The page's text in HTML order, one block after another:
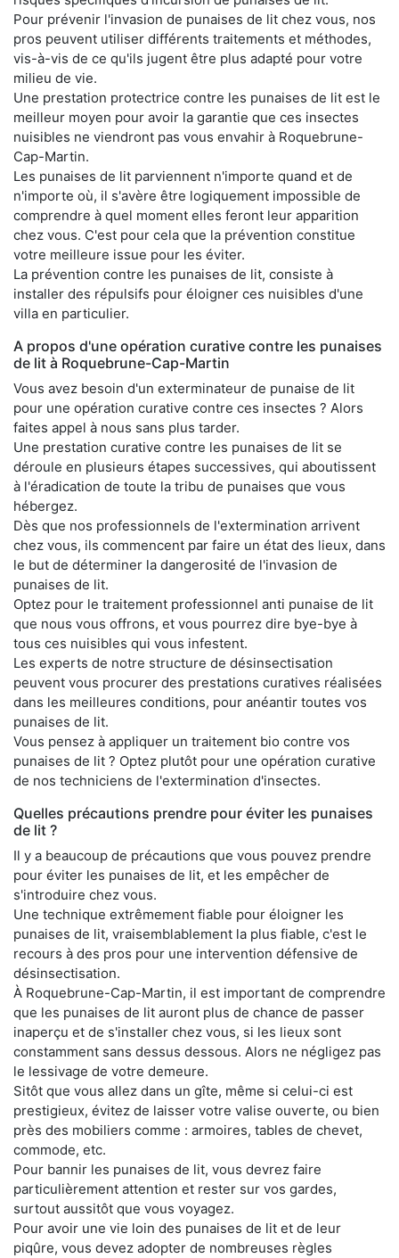
Pour prévenir l'invasion de punaises de lit chez vous, nos
pros peuvent utiliser différents traitements et méthodes,
vis-à-vis de ce qu'ils jugent être plus adapté pour votre
milieu de vie.
Une prestation protectrice contre les punaises de lit est le
meilleur moyen pour avoir la garantie que ces insectes
nuisibles ne viendront pas vous envahir à Roquebrune-
Cap-Martin.
Les punaises de lit parviennent n'importe quand et de
n'importe où, il s'avère être logiquement impossible de
comprendre à quel moment elles feront leur apparition
chez vous. C'est pour cela que la prévention constitue
votre meilleure issue pour les éviter.
La prévention contre les punaises de lit, consiste à
installer des répulsifs pour éloigner ces nuisibles d'une
villa en particulier.
A propos d'une opération curative contre les punaises
de lit à Roquebrune-Cap-Martin
Vous avez besoin d'un exterminateur de punaise de lit
pour une opération curative contre ces insectes ? Alors
faites appel à nous sans plus tarder.
Une prestation curative contre les punaises de lit se
déroule en plusieurs étapes successives, qui aboutissent
à l'éradication de toute la tribu de punaises que vous
hébergez.
Dès que nos professionnels de l'extermination arrivent
chez vous, ils commencent par faire un état des lieux, dans
le but de déterminer la dangerosité de l'invasion de
punaises de lit.
Optez pour le traitement professionnel anti punaise de lit
que nous vous offrons, et vous pourrez dire bye-bye à
tous ces nuisibles qui vous infestent.
Les experts de notre structure de désinsectisation
peuvent vous procurer des prestations curatives réalisées
dans les meilleures conditions, pour anéantir toutes vos
punaises de lit.
Vous pensez à appliquer un traitement bio contre vos
punaises de lit ? Optez plutôt pour une opération curative
de nos techniciens de l'extermination d'insectes.
Quelles précautions prendre pour éviter les punaises
de lit ?
Il y a beaucoup de précautions que vous pouvez prendre
pour éviter les punaises de lit, et les empêcher de
s'introduire chez vous.
Une technique extrêmement fiable pour éloigner les
punaises de lit, vraisemblablement la plus fiable, c'est le
recours à des pros pour une intervention défensive de
désinsectisation.
À Roquebrune-Cap-Martin, il est important de comprendre
que les punaises de lit auront plus de chance de passer
inaperçu et de s'installer chez vous, si les lieux sont
constamment sans dessus dessous. Alors ne négligez pas
le lessivage de votre demeure.
Sitôt que vous allez dans un gîte, même si celui-ci est
prestigieux, évitez de laisser votre valise ouverte, ou bien
près des mobiliers comme : armoires, tables de chevet,
commode, etc.
Pour bannir les punaises de lit, vous devrez faire
particulièrement attention et rester sur vos gardes,
surtout aussitôt que vous voyagez.
Pour avoir une vie loin des punaises de lit et de leur
piqûre, vous devez adopter de nombreuses règles